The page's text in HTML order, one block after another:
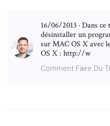
16/06/2013 · Dans
désinstaller un
sur MAC OS X avec
OS X : http://w
Comment Faire Du